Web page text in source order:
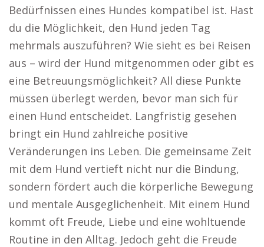
Bedürfnissen eines Hundes kompatibel ist. Hast
du die Möglichkeit, den Hund jeden Tag
mehrmals auszuführen? Wie sieht es bei Reisen
aus – wird der Hund mitgenommen oder gibt es
eine Betreuungsmöglichkeit? All diese Punkte
müssen überlegt werden, bevor man sich für
einen Hund entscheidet. Langfristig gesehen
bringt ein Hund zahlreiche positive
Veränderungen ins Leben. Die gemeinsame Zeit
mit dem Hund vertieft nicht nur die Bindung,
sondern fördert auch die körperliche Bewegung
und mentale Ausgeglichenheit. Mit einem Hund
kommt oft Freude, Liebe und eine wohltuende
Routine in den Alltag. Jedoch geht die Freude